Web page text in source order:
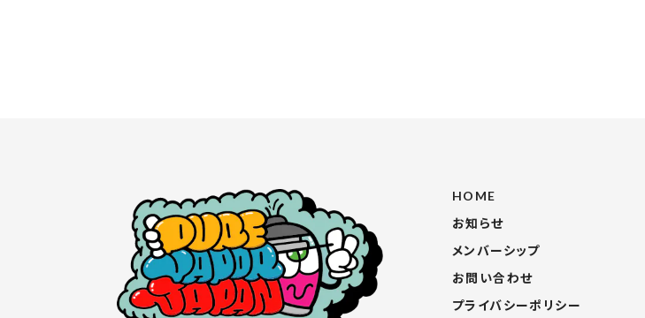
HOME
お知らせ
メンバーシップ
お問い合わせ
プライバシーポリシー